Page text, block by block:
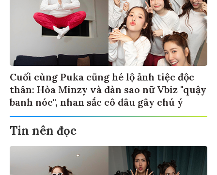
Cuối cùng Puka cũng hé lộ ảnh tiệc độc
thân: Hòa Minzy và dàn sao nữ Vbiz "quậy
banh nóc", nhan sắc cô dâu gây chú ý
Tin nên đọc